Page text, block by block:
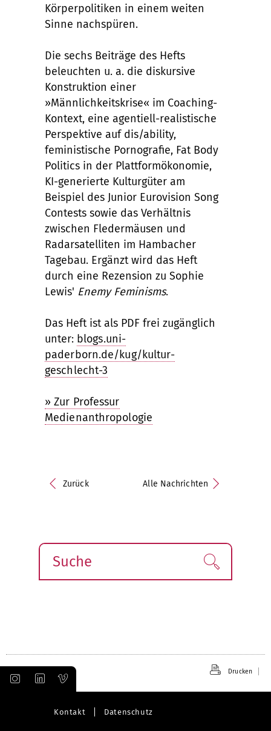
Körperpolitiken in einem weiten
Sinne nachspüren.
Die sechs Beiträge des Hefts
beleuchten u. a. die diskursive
Konstruktion einer
»Männlichkeitskrise« im Coaching-
Kontext, eine agentiell-realistische
Perspektive auf dis/ability,
feministische Pornografie, Fat Body
Politics in der Plattformökonomie,
KI-generierte Kulturgüter am
Beispiel des Junior Eurovision Song
Contests sowie das Verhältnis
zwischen Fledermäusen und
Radarsatelliten im Hambacher
Tagebau. Ergänzt wird das Heft
durch eine Rezension zu Sophie
Lewis' Enemy Feminisms.
Das Heft ist als PDF frei zugänglich
unter: blogs.uni-
paderborn.de/kug/kultur-
geschlecht-3
» Zur Professur
Medienanthropologie
Zurück Alle Nachrichten
Suche Finden!
Drucken
Kontakt Datenschutz